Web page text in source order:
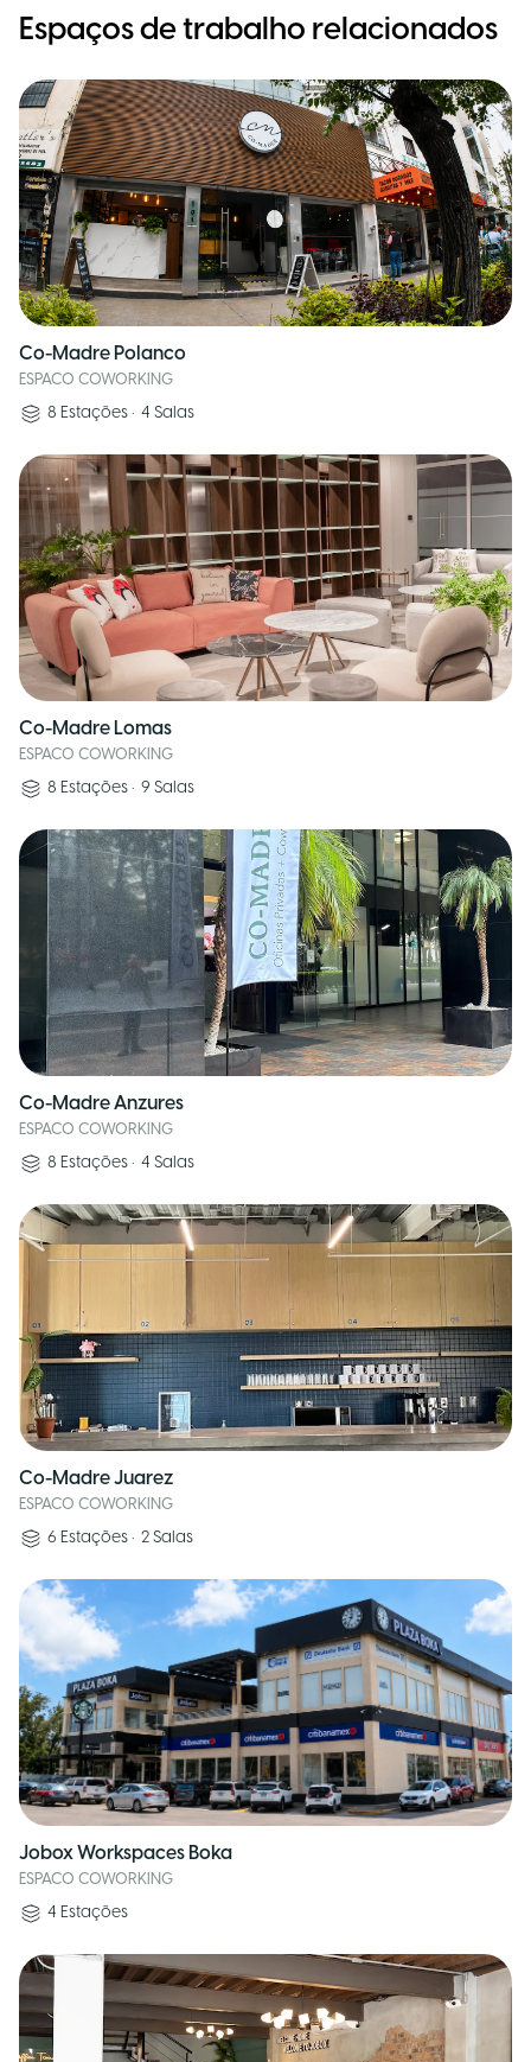
Espaços de trabalho relacionados
Co-Madre Polanco
ESPACO COWORKING
8 Estações • 4 Salas
Co-Madre Lomas
ESPACO COWORKING
8 Estações • 9 Salas
Co-Madre Anzures
ESPACO COWORKING
8 Estações • 4 Salas
Co-Madre Juarez
ESPACO COWORKING
6 Estações • 2 Salas
Jobox Workspaces Boka
ESPACO COWORKING
4 Estações